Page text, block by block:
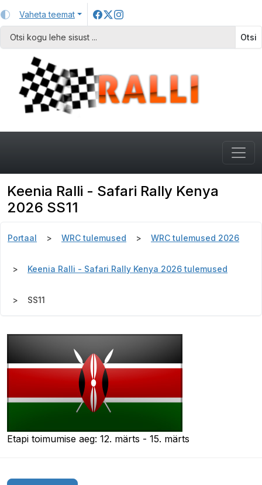
Vaheta teemat
Otsi
Keenia Ralli - Safari Rally Kenya
2026 SS11
Portaal WRC tulemused WRC tulemused 2026
Keenia Ralli - Safari Rally Kenya 2026 tulemused
SS11
Etapi toimumise aeg: 12. märts - 15. märts